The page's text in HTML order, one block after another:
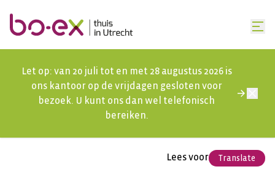
Let op: van 20 juli tot en met 28 augustus 2026 is
ons kantoor op de vrijdagen gesloten voor
bezoek. U kunt ons dan wel telefonisch
bereiken.
Lees voor Translate